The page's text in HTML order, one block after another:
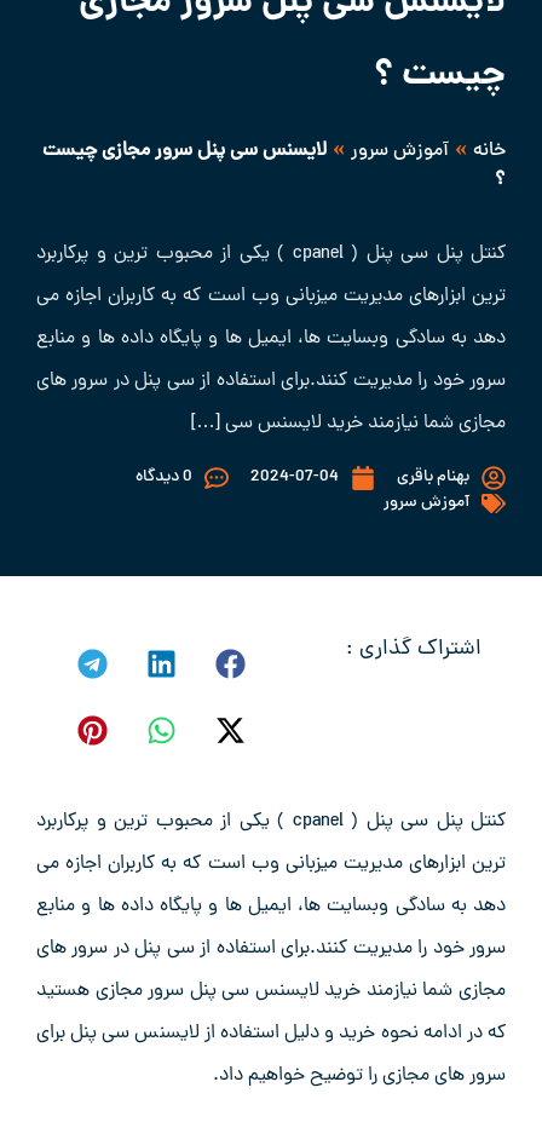
چیست ؟
خانه » آموزش سرور » لایسنس سی پنل سرور مجازی چیست
؟
کنتل پنل سی پنل ( cpanel ) یکی از محبوب ترین و پرکاربرد
ترین ابزارهای مدیریت میزبانی وب است که به کاربران اجازه می
دهد به سادگی وبسایت ها، ایمیل ها و پایگاه داده ها و منابع
سرور خود را مدیریت کنند.برای استفاده از سی پنل در سرور های
مجازی شما نیازمند خرید لایسنس سی […]
بهنام باقری 2024-07-04
0 دیدگاه
آموزش سرور
اشتراک گذاری :
کنتل پنل سی پنل ( cpanel ) یکی از محبوب ترین و پرکاربرد
ترین ابزارهای مدیریت میزبانی وب است که به کاربران اجازه می
دهد به سادگی وبسایت ها، ایمیل ها و پایگاه داده ها و منابع
سرور خود را مدیریت کنند.برای استفاده از سی پنل در سرور های
مجازی شما نیازمند خرید لایسنس سی پنل سرور مجازی هستید
که در ادامه نحوه خرید و دلیل استفاده از لایسنس سی پنل برای
سرور های مجازی را توضیح خواهیم داد.